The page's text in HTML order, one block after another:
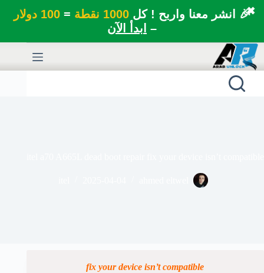
🎉 انشر معنا واربح ! كل1000 نقطة =100 دولار
– ابدأ الآن
✖
التجاوز
إلى
المحتوى
fix your device isn’t compatible